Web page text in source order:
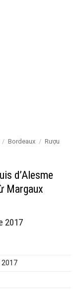
/ Bordeaux / Rượu
d’Alesme
Margaux
2017
2017